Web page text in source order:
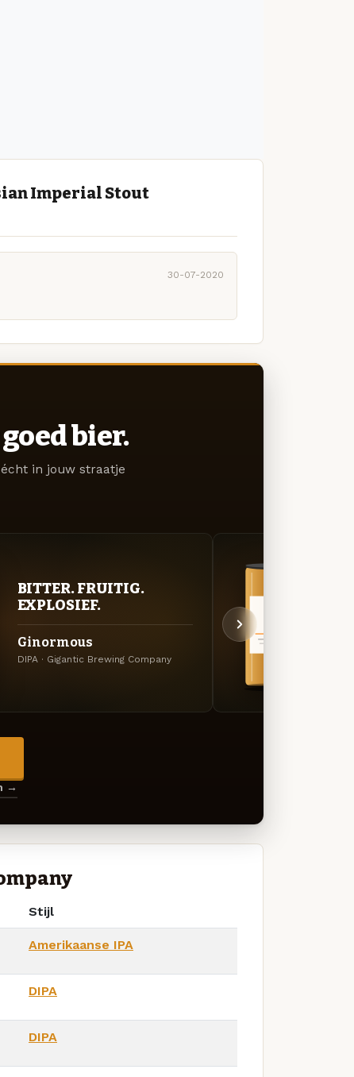
Imperial Stout
30-07-2020
bier.
in jouw straatje
BITTER. FRUITIG.
EXPLOSIEF.
Ginormous
DIPA · Gigantic Brewing Company
→
Stijl
Amerikaanse IPA
DIPA
DIPA